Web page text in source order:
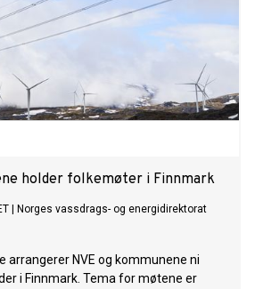
holder folkemøter i Finnmark
Norges vassdrags- og energidirektorat
arrangerer NVE og kommunene ni
i Finnmark. Tema for møtene er